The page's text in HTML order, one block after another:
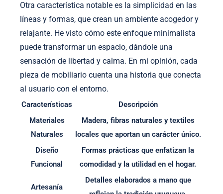
Otra característica notable es la simplicidad en las
líneas y formas, que crean un ambiente acogedor y
relajante. He visto cómo este enfoque minimalista
puede transformar un espacio, dándole una
sensación de libertad y calma. En mi opinión, cada
pieza de mobiliario cuenta una historia que conecta
al usuario con el entorno.
Características
Descripción
Materiales
Naturales
Madera, fibras naturales y textiles
locales que aportan un carácter único.
Diseño
Funcional
Formas prácticas que enfatizan la
comodidad y la utilidad en el hogar.
Artesanía
Detalles elaborados a mano que